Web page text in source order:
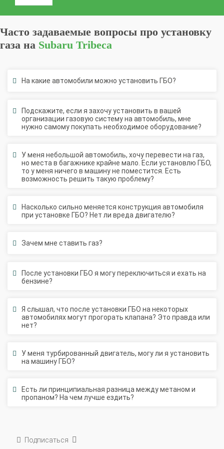
газа наSubaru Tribeca
организации газовую систему на автомобиль, мне
нужно самому покупать необходимое оборудование?
но места в багажнике крайне мало. Если установлю ГБО,
то у меня ничего в машину не поместится. Есть
возможность решить такую проблему?
при установке ГБО? Нет ли вреда двигателю?
бензине?
автомобилях могут прогорать клапана? Это правда или
нет?
на машину ГБО?
пропаном? На чем лучше ездить?